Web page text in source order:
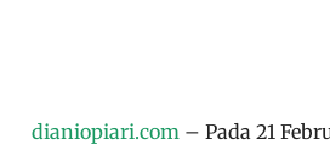
dianiopiari.com – Pada 21